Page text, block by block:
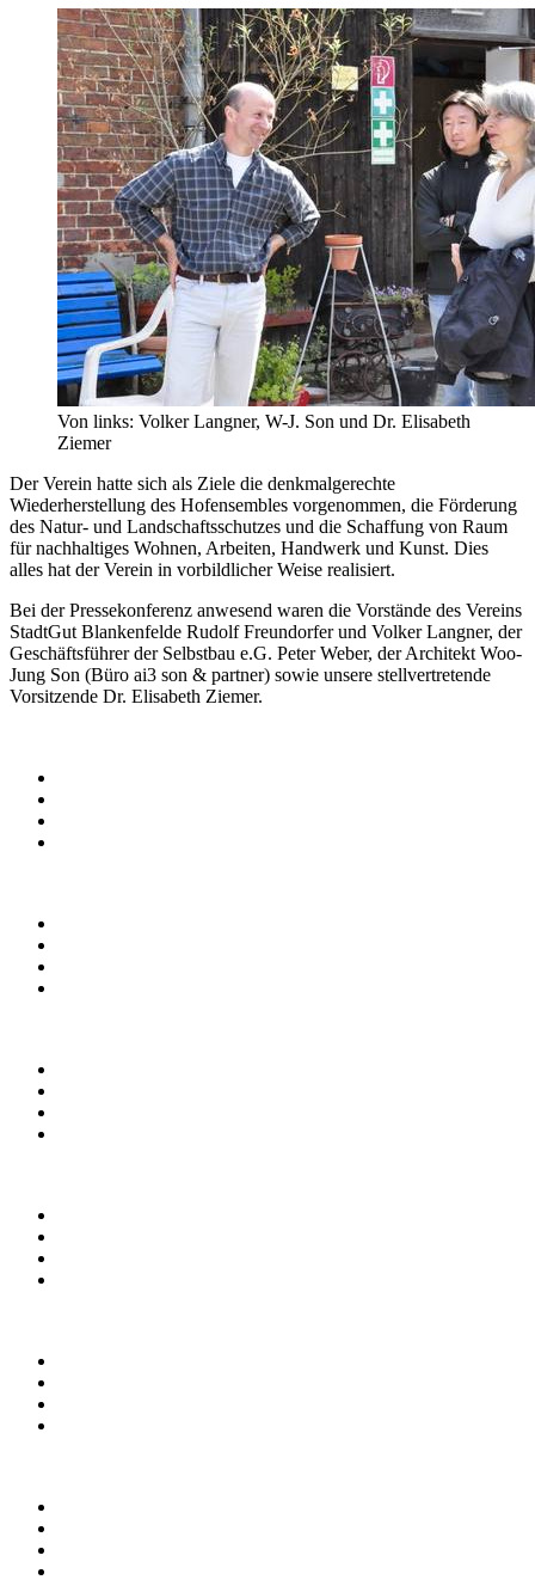
Von links: Volker Langner, W-J. Son und Dr. Elisabeth
Ziemer
Der Verein hatte sich als Ziele die denkmalgerechte
Wiederherstellung des Hofensembles vorgenommen, die Förderung
des Natur- und Landschaftsschutzes und die Schaffung von Raum
für nachhaltiges Wohnen, Arbeiten, Handwerk und Kunst. Dies
alles hat der Verein in vorbildlicher Weise realisiert.
Bei der Pressekonferenz anwesend waren die Vorstände des Vereins
StadtGut Blankenfelde Rudolf Freundorfer und Volker Langner, der
Geschäftsführer der Selbstbau e.G. Peter Weber, der Architekt Woo-
Jung Son (Büro ai3 son & partner) sowie unsere stellvertretende
Vorsitzende Dr. Elisabeth Ziemer.